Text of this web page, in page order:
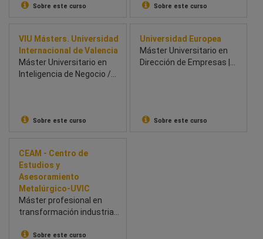
Sobre este curso Sobre este curso
VIU Másters. Universidad
Internacional de Valencia
Máster Universitario en
Inteligencia de Negocio /
Sobre este curso
Universidad Europea
Máster Universitario en
Dirección de Empresas |
Sobre este curso
CEAM - Centro de
Estudios y
Asesoramiento
Metalúrgico-UVIC
Máster profesional en
transformación industrial:
prácticas en empresas.
Sobre este curso